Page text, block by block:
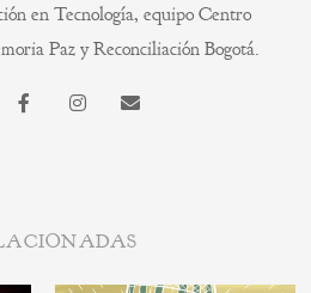
en Tecnología, equipo Centro
Paz y Reconciliación Bogotá.